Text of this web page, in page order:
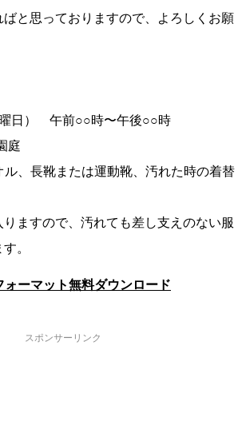
ばと思っておりますので、よろしくお願
日） 午前○○時〜午後○○時
庭
ル、長靴または運動靴、汚れた時の着替
ますので、汚れても差し支えのない服
。
ォーマット無料ダウンロード
スポンサーリンク